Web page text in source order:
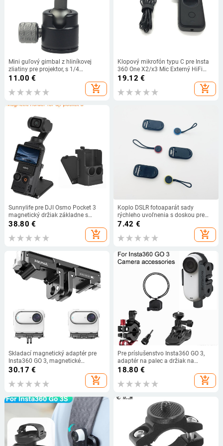
Mini guľový gimbal z hliníkovej
zliatiny pre projektor, s 1/4
univerzálnym závitom, súčasťou
11.00 €
add_shopping_cart
Klopový mikrofón typu C pre Insta
360 One X2/x3 Mic Externý HiFi
nahrávací profesionálny mikrofón
Príslušenstvo pre pohybovú kameru
19.12 €
add_shopping_cart
Sunnylife pre DJI Osmo Pocket 3
magnetický držiak základne s
nastaviteľným uhlom, multifunkčný
stolný držiak, príslušenstvo pre
kameru
38.80 €
add_shopping_cart
Koplo DSLR fotoaparát sady
rýchleho uvoľnenia s doskou pre
rýchlu inštaláciu, popruh na plece a
konštrukcia, kompatibilné so Sony,
7.42 €
add_shopping_cart
Skladací magnetický adaptér pre
Insta360 GO 3, magnetické
príslušenstvo, konverzný adaptér
pre uchytenie fotoaparátu, statív
30.17 €
add_shopping_cart
Pre príslušenstvo Insta360 GO 3,
adaptér na palec a držiak na
kameru, predlžovací držiak na
príslušenstvo Insta360 GO 3
18.80 €
add_shopping_cart